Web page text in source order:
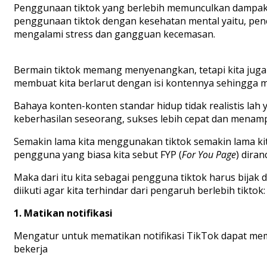
Penggunaan tiktokyang berlebih memunculkan
penggunaan tiktok dengan kesehatan mental yaitu,
mengalami stress dan gangguan kecemasan.
Bermain tiktok memang menyenangkan, tetapi kita
membuat kita berlarutdengan isi kontennya sehingga
Bahaya konten-konten standar hidup tidak realistis lah
keberhasilan seseorang, sukses lebih cepatdan
Semakin lama kita menggunakan tiktoksemakin lama
pengguna yang biasa kita sebut FYP (For You Page)
Maka dari itu kita sebagai pengguna tiktok harus bijak
diikuti agar kita terhindardari pengaruh berlebih tiktok:
1. Matikan notifikasi
Mengatur untuk mematikan notifikasi TikTokdapat
bekerja